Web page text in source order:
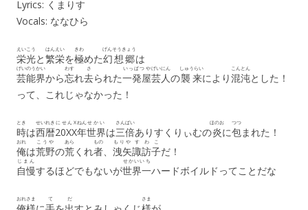
Lyrics: くまりす
Vocals: ななひら
栄光
えいこう
と繁栄
はんえい
を極
きわ
めた幻想郷
げんそうきょう
は
芸能界
げいのうかい
から忘
わす
れ去
さ
られた一発屋
いっぱつや
芸人
げいにん
の襲来
しゅうらい
により混沌
こんとん
とした！
って、これじゃなかった！
時
とき
は西暦
せいれき
20XX
にせんX
年
ねん
世界
せかい
は三倍
さんばい
ありすくりぃむの炎
ほのお
に包
つつ
まれた！
俺
おれ
は荒野
こうや
の荒
あら
くれ者
もの
、 洩矢
もりや
諏訪子
すわこ
だ！
自慢
じまん
するほどでもないが世界一
せかいいち
ハードボイルドってことだな
おれさま て だ さま